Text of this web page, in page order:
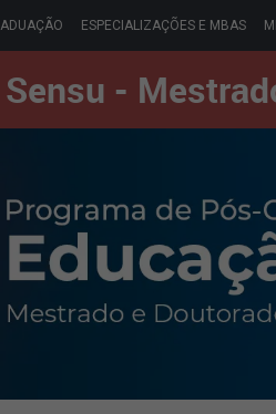
ESPECIALIZAÇÕES E MBAS
-